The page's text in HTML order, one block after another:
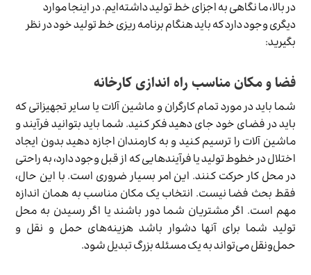
در بالا، ما نگاهی به اجزای خط تولید داشته‌ایم. در اینجا موارد
دیگری وجود دارد که باید هنگام برنامه ریزی خط تولید خود در نظر
بگیرید:
فضا و مکان مناسب راه اندازی کارخانه
شما باید در مورد تمام کارگران و ماشین آلات یا سایر تجهیزاتی که
باید در فضای خود جای دهید فکر کنید. شما باید بتوانید فرآیند و
ماشین آلات را ترسیم کنید و به کارمندان اجازه دهید بدون ایجاد
اختلال در خطوط تولید یا فرآیندهایی که از قبل وجود دارد، به راحتی
در محل کار حرکت کنند. این امر بسیار ضروری است. با این حال،
فقط بحث فضا نیست. انتخاب یک مکان مناسب به همان اندازه
مهم است. اگر مشتریان شما دور باشند یا اگر رسیدن به محل
تولید شما برای آنها دشوار باشد هزینه‌های حمل و نقل و
حمل‌ونقل می‌تواند به یک مسئله بزرگ تبدیل شود.